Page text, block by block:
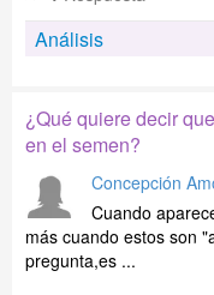
Análisis
¿Qué quiere decir
en el semen?
Concepción
Cuando
más cuando estos son
pregunta,es ...